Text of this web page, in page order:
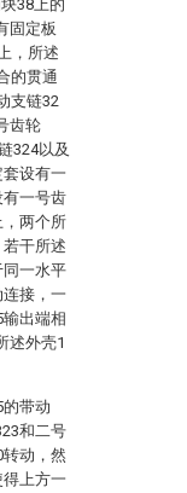
38上的
固定板
，所述
的贯通
支链32
齿轮
324以及
设有一
一号齿
两个所
干所述
一水平
接，一
出端相
述外壳1
带动
和二号
动，然
上方一